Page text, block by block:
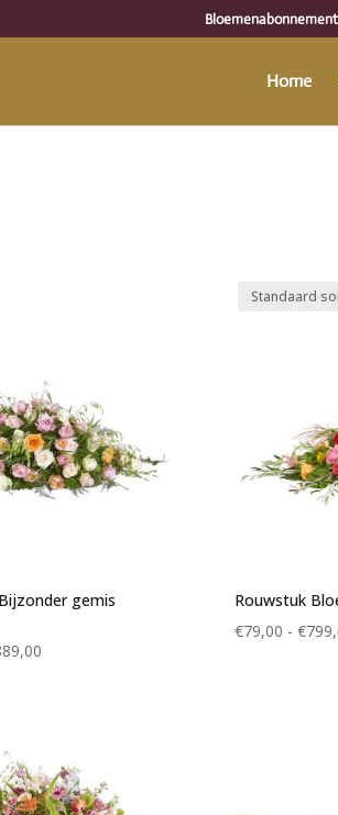
Bloemenabonnement
Home
gemis
Prijsklasse:
Rouwstuk
€79,00 - €